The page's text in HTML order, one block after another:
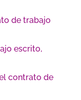
de trabajo
escrito,
contrato de